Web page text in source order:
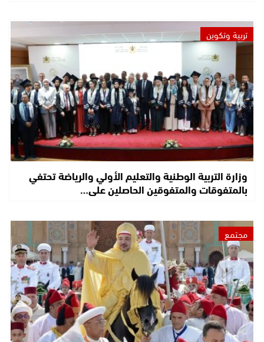
تربية وتكوين
وزارة التربية الوطنية والتعليم الأولي والرياضة تحتفي
بالمتفوقات والمتفوقين الحاصلين على…
مجتمع